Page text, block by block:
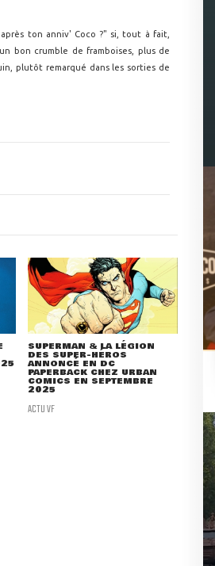
ton anniv' Coco ?" si, tout à fait,
bon crumble de framboises, plus de
plutôt remarqué dans les sorties de
SUPERMAN & LA LÉGION
DES SUPER-HÉROS
ANNONCÉ EN DC
PAPERBACK CHEZ URBAN
COMICS EN SEPTEMBRE
2025
ACTU VF